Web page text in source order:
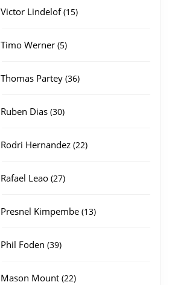
Victor Lindelof 1515
Timo Werner 55
Thomas Partey 3636
Ruben Dias 3030
Rodri Hernandez 2222
Rafael Leao 2727
Presnel Kimpembe 1313
Phil Foden 3939
Mason Mount 2222